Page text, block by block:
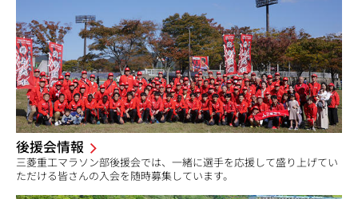
後援会情報
三菱重工マラソン部後援会では、一緒に選手を応援して盛り上げてい
ただける皆さんの入会を随時募集しています。